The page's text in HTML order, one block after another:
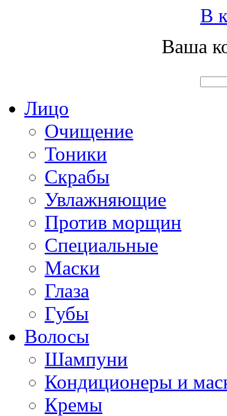
В
Ваша
Лицо
Очищение
Тоники
Скрабы
Увлажняющие
Против морщин
Специальные
Маски
Глаза
Губы
Волосы
Шампуни
Кондиционеры и
Кремы